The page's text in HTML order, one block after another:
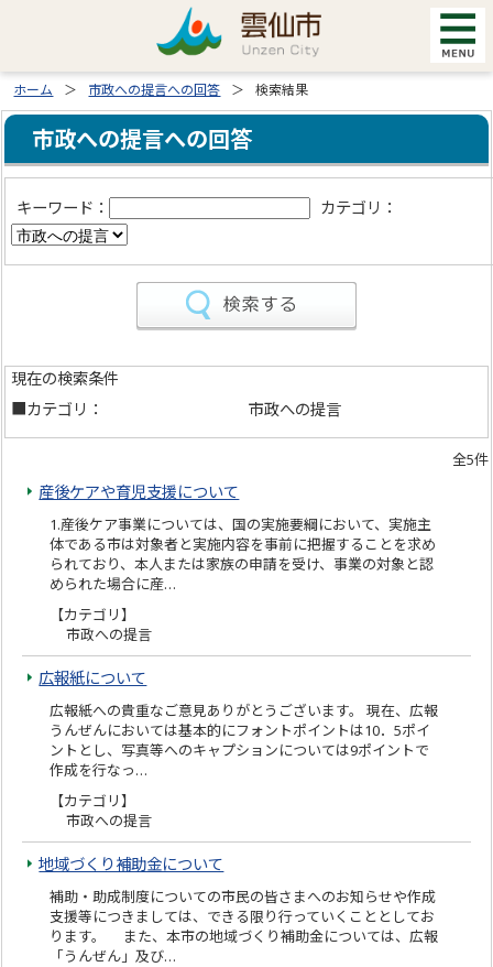
ホーム 市政への提言への回答 検索結果
市政への提言への回答
キーワード： カテゴリ：
現在の検索条件
■カテゴリ：
市政への提言
全5件
産後ケアや育児支援について
1.産後ケア事業については、国の実施要綱において、実施主
体である市は対象者と実施内容を事前に把握することを求め
られており、本人または家族の申請を受け、事業の対象と認
められた場合に産…
【カテゴリ】
市政への提言
広報紙について
広報紙への貴重なご意見ありがとうございます。 現在、広報
うんぜんにおいては基本的にフォントポイントは10．5ポイ
ントとし、写真等へのキャプションについては9ポイントで
作成を行なっ…
【カテゴリ】
市政への提言
地域づくり補助金について
補助・助成制度についての市民の皆さまへのお知らせや作成
支援等につきましては、できる限り行っていくこととしてお
ります。 また、本市の地域づくり補助金については、広報
「うんぜん」及び…